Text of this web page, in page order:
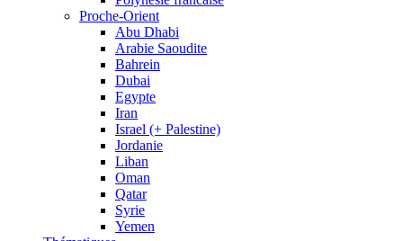
Proche-Orient
Abu Dhabi
Arabie Saoudite
Bahrein
Dubai
Egypte
Iran
Israel (+ Palestine)
Jordanie
Liban
Oman
Qatar
Syrie
Yemen